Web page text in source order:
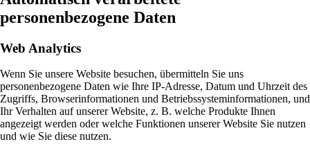
personenbezogene Daten
Web Analytics
Wenn Sie unsere Website besuchen, übermitteln Sie uns
personenbezogene Daten wie Ihre IP-Adresse, Datum und Uhrzeit des
Zugriffs, Browserinformationen und Betriebssysteminformationen, und
Ihr Verhalten auf unserer Website, z. B. welche Produkte Ihnen
angezeigt werden oder welche Funktionen unserer Website Sie nutzen
und wie Sie diese nutzen.